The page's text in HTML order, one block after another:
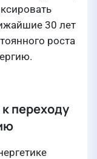
30 лет
роста
переходу